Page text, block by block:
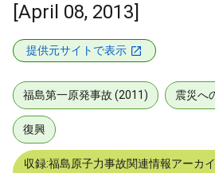
[April 08, 2013]
提供元サイトで表示
福島第一原発事故 (2011) 震災へ
復興
収録:福島原子力事故関連情報アーカ